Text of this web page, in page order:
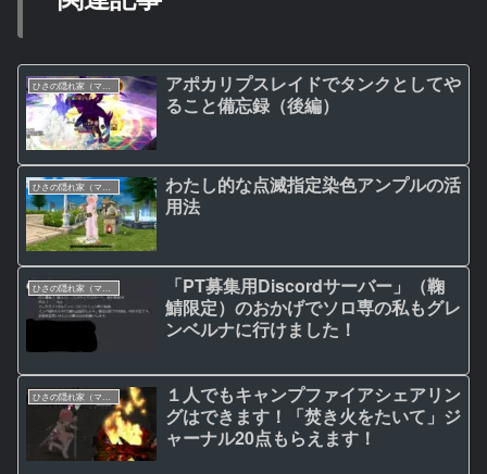
アポカリプスレイドでタンクとしてや
ること備忘録（後編）
わたし的な点滅指定染色アンプルの活
用法
ひさの隠れ家（マビノギ日記）
「PT募集用Discordサーバー」（鞠
鯖限定）のおかげでソロ専の私もグレ
ンベルナに行けました！
１人でもキャンプファイアシェアリン
グはできます！「焚き火をたいて」ジ
ャーナル20点もらえます！